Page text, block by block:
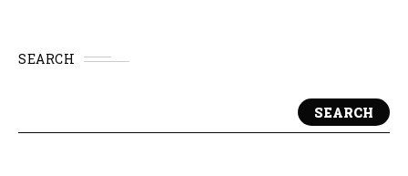
SEARCH
SEARCH